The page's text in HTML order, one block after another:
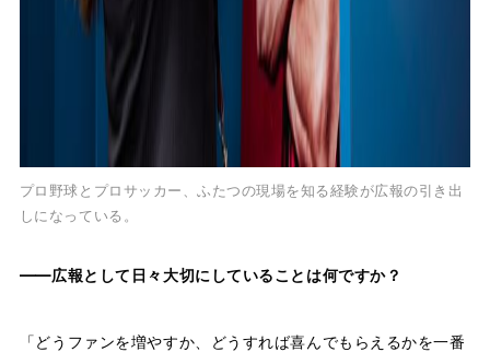
プロ野球とプロサッカー、ふたつの現場を知る経験が広報の引き出
しになっている。
——広報として日々大切にしていることは何ですか？
「どうファンを増やすか、どうすれば喜んでもらえるかを一番